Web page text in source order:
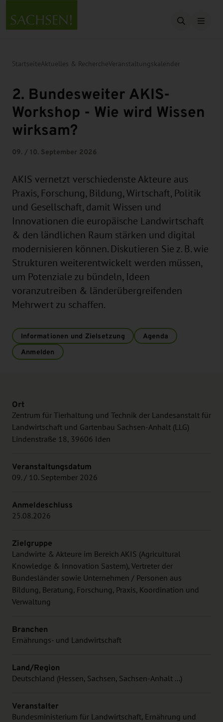
Suche
StartseiteAktuelles & RechercheVeranstaltungskalender
2. Bundesweiter AKIS-
Workshop - Wie wird Wissen
wirksam?
09. / 10. September 2026
AKIS vernetzt verschiedenste Akteure aus
Praxis, Forschung, Bildung, Wirtschaft, Politik
und Gesellschaft, damit Wissen und
Innovationen die europäische Landwirtschaft
& den ländlichen Raum stärken und digital
modernisieren können. Diskutieren Sie z. B. wie
Strukturen weiterentwickelt werden müssen,
um Potenziale zu bündeln, Ideen
voranzutreiben & länderübergreifenden
Mehrwert zu schaffen.
Informationen und Zielsetzung
Agenda
Anmelden
Ort
Zentrum für Tierhaltung und Technik der Landesanstalt für
Landwirtschaft und Gartenbau Sachsen-Anhalt (LLG)
Lindenstraße 18, 39606 Iden
Veranstaltungsdatum
09. / 10. September 2026
Anmeldeschluss
25.08.2026
Zielgruppe
Landwirte & Akteure im Bereich AKIS (Agricultural
Knowledge & Innovation Sastem), Vertreter der
Bundesländer sowie Unternehmen / Personen aus
Bildung, Beratung, Forschung, Praxis, Koordination und
Verwaltung
Branchen
Ernährungs- und Landwirtschaft
Land/Region
Deutschland (Hessen, Sachsen, Sachsen-Anhalt ...)
Veranstalter
Bundesministerium für Landwirtschaft, Ernährung und